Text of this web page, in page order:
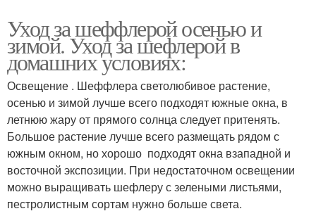
Уход за шеффлерой осенью и
зимой. Уход за шефлерой в
домашних условиях:
Освещение . Шеффлера светолюбивое растение,
осенью и зимой лучше всего подходят южные окна, в
летнюю жару от прямого солнца следует притенять.
Большое растение лучше всего размещать рядом с
южным окном, но хорошо подходят окна взападной и
восточной экспозиции. При недостаточном освещении
можно выращивать шефлеру с зелеными листьями,
пестролистным сортам нужно больше света.